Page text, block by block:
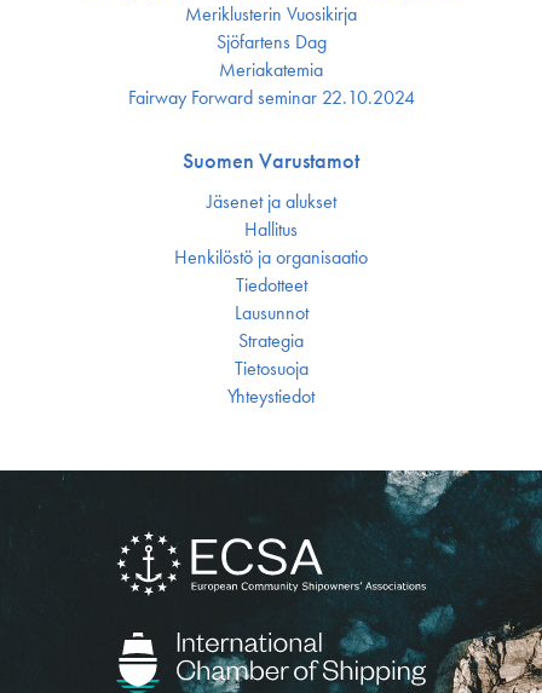
Meriklusterin Vuosikirja
Sjöfartens Dag
Meriakatemia
Fairway Forward seminar 22.10.2024
Suomen Varustamot
Jäsenet ja alukset
Hallitus
Henkilöstö ja organisaatio
Tiedotteet
Lausunnot
Strategia
Tietosuoja
Yhteystiedot